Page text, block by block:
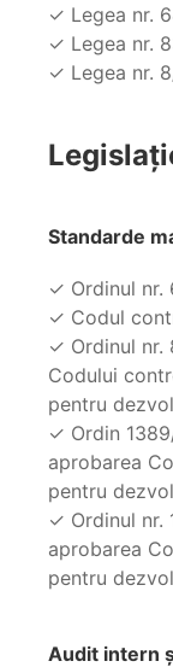
✓ Legea nr.
✓ Legea nr.
✓ Legea nr.
Standarde
✓ Ordinul nr.
✓ Codul
✓ Ordinul nr.
Codului
pentru
✓ Ordin
aprobarea
pentru
✓ Ordinul nr.
aprobarea
pentru
Audit intern